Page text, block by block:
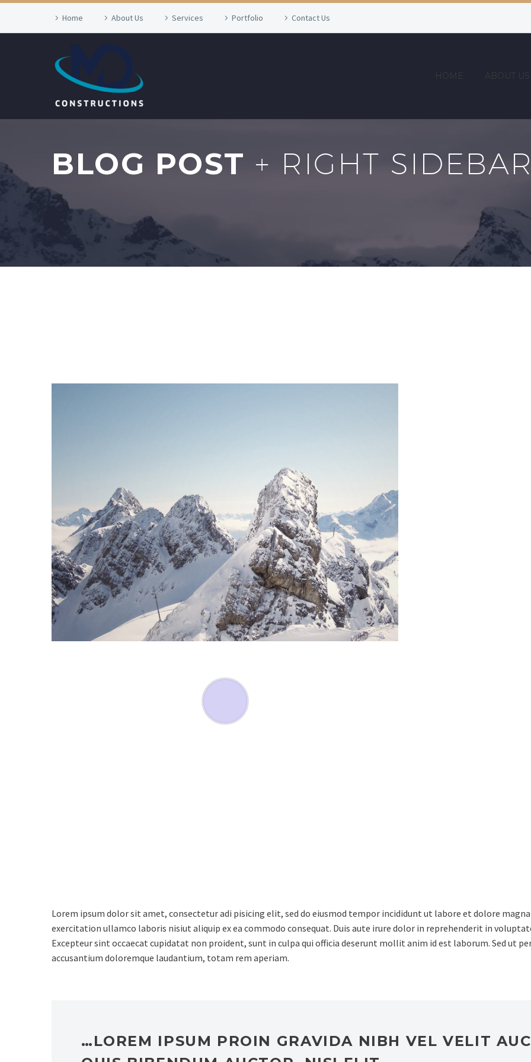
Home About Us Services Portfolio Contact Us
HOME ABOUT US
BLOG POST + RIGHT SIDEBAR
Lorem ipsum dolor sit amet, consectetur adi pisicing elit, sed do eiusmod tempor incididunt ut labore et dolore
exercitation ullamco laboris nisiut aliquip ex ea commodo consequat. Duis aute irure dolor in reprehenderit in
Excepteur sint occaecat cupidatat non proident, sunt in culpa qui officia deserunt mollit anim id est laborum. Sed ut
accusantium doloremque laudantium, totam rem aperiam.
…LOREM IPSUM PROIN GRAVIDA NIBH VEL VELIT